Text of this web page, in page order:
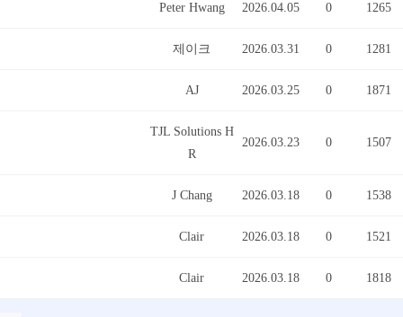
Peter Hwang 2026.04.05 0 1265
제이크 2026.03.31 0 1281
AJ 2026.03.25 0 1871
TJL Solutions H
R
2026.03.23 0 1507
J Chang 2026.03.18 0 1538
Clair 2026.03.18 0 1521
Clair 2026.03.18 0 1818